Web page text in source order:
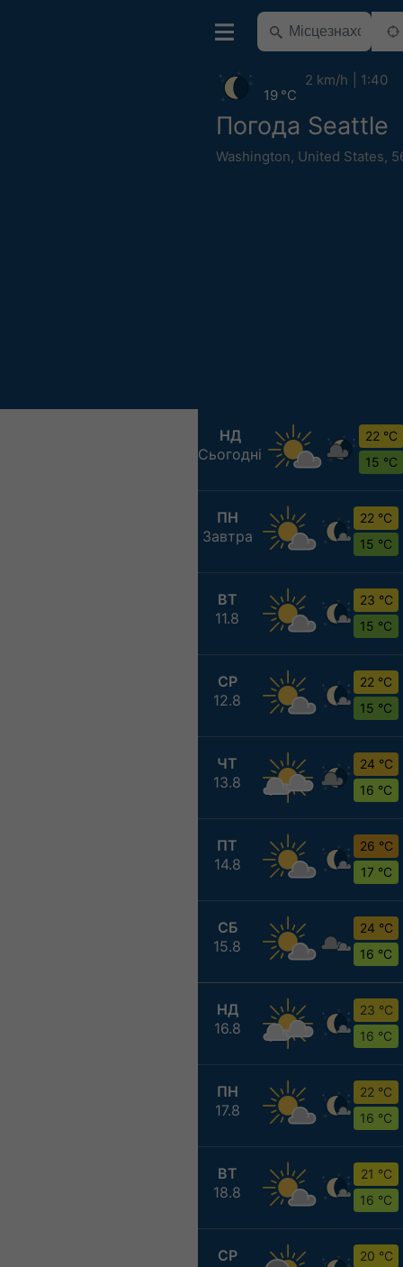
Погода Seattle
Washington, United States,
19 °C
2 km/h 1:40
НД
Сьогодні
22 °C
15 °C
ПН
Завтра
22 °C
15 °C
ВТ
11.8
23 °C
15 °C
СР
12.8
22 °C
15 °C
ЧТ
13.8
24 °C
16 °C
ПТ
14.8
26 °C
17 °C
СБ
15.8
24 °C
16 °C
НД
16.8
23 °C
16 °C
ПН
17.8
22 °C
16 °C
ВТ
18.8
21 °C
16 °C
СР
20 °C